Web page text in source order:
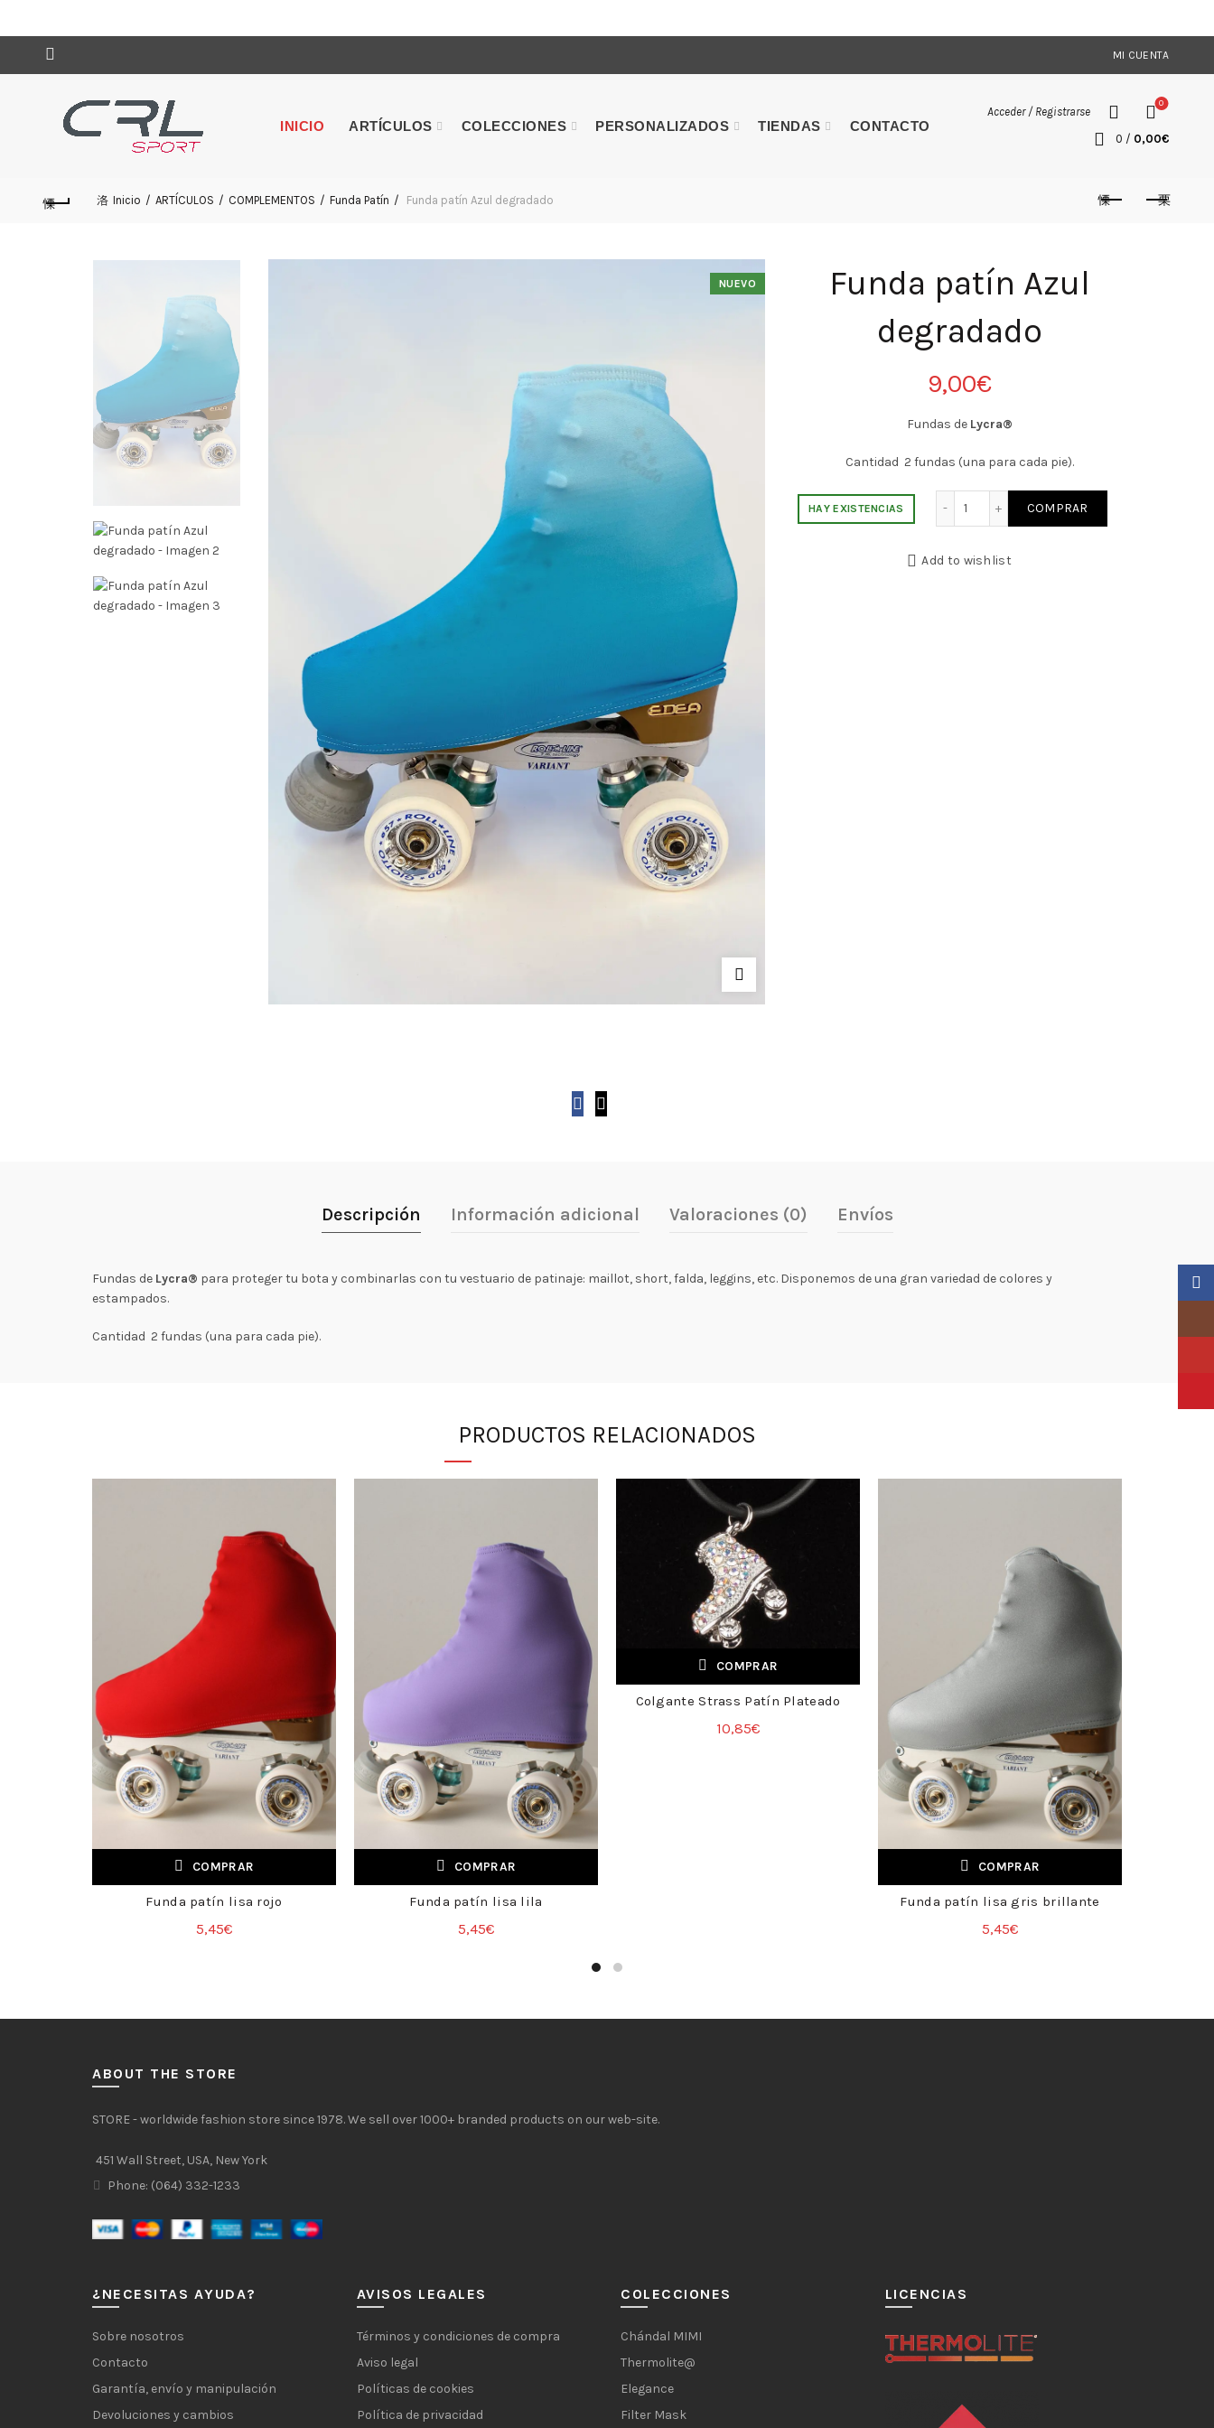
MI CUENTA
INICIO ARTÍCULOS COLECCIONES PERSONALIZADOS TIENDAS CONTACTO
Acceder / Registrarse
0
0 / 0,00€
Inicio ARTÍCULOS COMPLEMENTOS Funda Patín Funda patín Azul degradado
NUEVO
Funda patín Azul
degradado
9,00€
Fundas de Lycra®
Cantidad 2 fundas (una para cada pie).
HAY EXISTENCIAS COMPRAR
Add to wishlist
Descripción Información adicional Valoraciones (0) Envíos
Fundas de Lycra® para proteger tu bota y combinarlas con tu vestuario de patinaje: maillot, short, falda, leggins, etc. Disponemos de una gran variedad de colores y
estampados.
Cantidad 2 fundas (una para cada pie).
PRODUCTOS RELACIONADOS
COMPRAR
+
Funda patín lisa rojo
5,45€
COMPRAR
+
Funda patín lisa lila
5,45€
COMPRAR
+
Colgante Strass Patín Plateado
10,85€
COMPRAR
+
Funda patín lisa gris brillante
5,45€
ABOUT THE STORE
STORE - worldwide fashion store since 1978. We sell over 1000+ branded products on our web-site.
451 Wall Street, USA, New York
Phone: (064) 332-1233
¿NECESITAS AYUDA?
Sobre nosotros
Contacto
Garantía, envío y manipulación
Devoluciones y cambios
AVISOS LEGALES
Términos y condiciones de compra
Aviso legal
Políticas de cookies
Política de privacidad
COLECCIONES
Chándal MIMI
Thermolite@
Elegance
Filter Mask
LICENCIAS